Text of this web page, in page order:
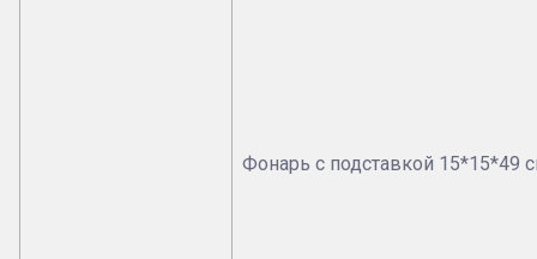
Фонарь с подставкой 15*15*49